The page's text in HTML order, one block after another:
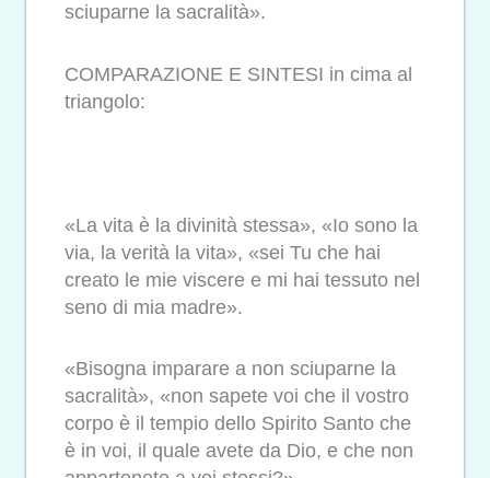
sciuparne la sacralità».
COMPARAZIONE E SINTESI in cima al
triangolo:
«La vita è la divinità stessa», «Io sono la
via, la verità la vita», «sei Tu che hai
creato le mie viscere e mi hai tessuto nel
seno di mia madre».
«Bisogna imparare a non sciuparne la
sacralità», «non sapete voi che il vostro
corpo è il tempio dello Spirito Santo che
è in voi, il quale avete da Dio, e che non